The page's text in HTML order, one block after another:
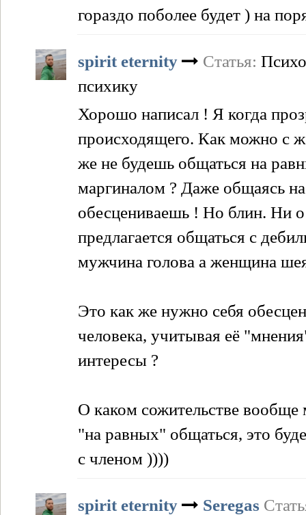
гораздо поболее будет ) на
spirit eternity Статья:
психику
Хорошо написал ! Я когда
происходящего. Как можно с
же не будешь общаться на
маргиналом ? Даже общаясь
обесцениваешь ! Но блин. Ни о
предлагается общаться с
мужчина голова а женщина
Это как же нужно себя
человека, учитывая её
интересы ?
О каком сожительстве
"на равных" общаться, это
с членом ))))
spirit eternity Seregas